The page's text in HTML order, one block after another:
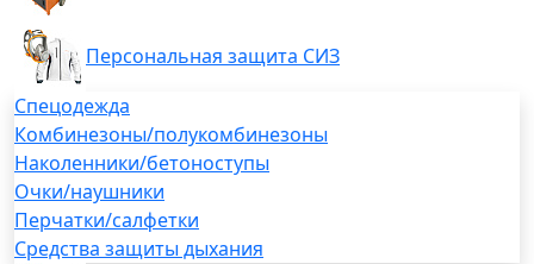
Персональная защита СИЗ
Спецодежда
Комбинезоны/полукомбинезоны
Наколенники/бетоноступы
Очки/наушники
Перчатки/салфетки
Средства защиты дыхания